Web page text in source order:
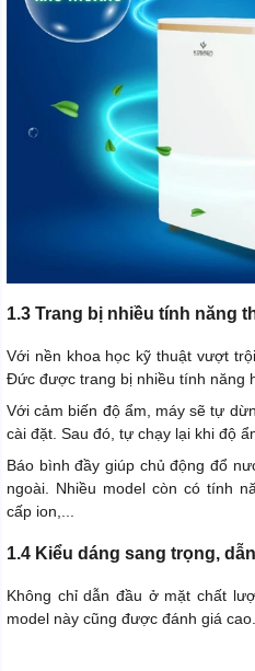
1.3 Trang bị nhiều tính năng
Với nền khoa học kỹ thuật vượt
Đức được trang bị nhiều tính năng
Với cảm biến độ ẩm, máy sẽ tự
cài đặt. Sau đó, tự chạy lại khi độ
Báo bình đầy giúp chủ động đổ
ngoài. Nhiều model còn có tính
cấp ion,...
1.4 Kiểu dáng sang trọng,
Không chỉ dẫn đầu ở mặt chất
model này cũng được đánh giá cao.